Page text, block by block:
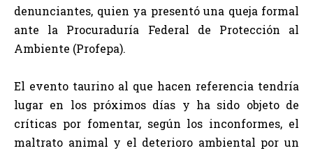
denunciantes, quien ya presentó una queja formal
ante la Procuraduría Federal de Protección al
Ambiente (Profepa).
El evento taurino al que hacen referencia tendría
lugar en los próximos días y ha sido objeto de
críticas por fomentar, según los inconformes, el
maltrato animal y el deterioro ambiental por un